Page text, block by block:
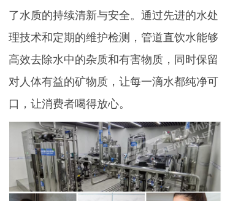
了水质的持续清新与安全。通过先进的水处
理技术和定期的维护检测，管道直饮水能够
高效去除水中的杂质和有害物质，同时保留
对人体有益的矿物质，让每一滴水都纯净可
口，让消费者喝得放心。